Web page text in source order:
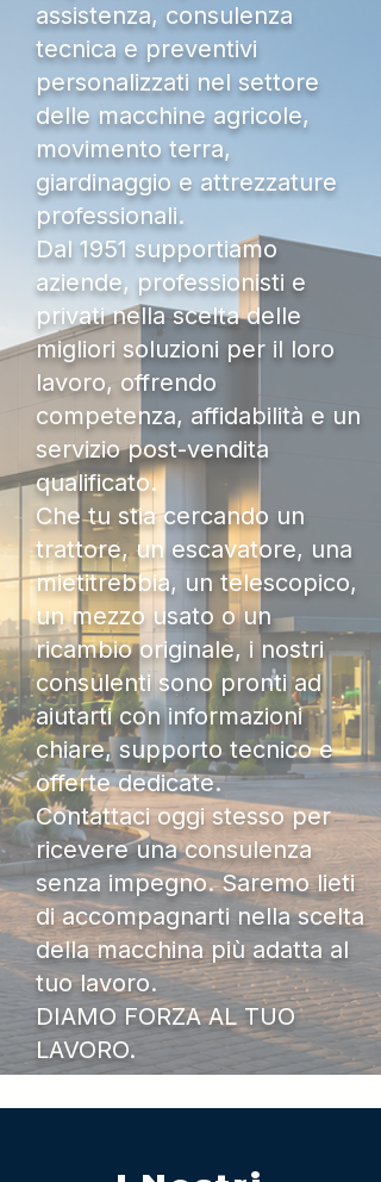
assistenza, consulenza
tecnica e preventivi
personalizzati nel settore
delle macchine agricole,
movimento terra,
giardinaggio e attrezzature
professionali.
Dal 1951 supportiamo
aziende, professionisti e
privati nella scelta delle
migliori soluzioni per il loro
lavoro, offrendo
competenza, affidabilità e un
servizio post-vendita
qualificato.
Che tu stia cercando un
trattore, un escavatore, una
mietitrebbia, un telescopico,
un mezzo usato o un
ricambio originale, i nostri
consulenti sono pronti ad
aiutarti con informazioni
chiare, supporto tecnico e
offerte dedicate.
Contattaci oggi stesso per
ricevere una consulenza
senza impegno. Saremo lieti
di accompagnarti nella scelta
della macchina più adatta al
tuo lavoro.
DIAMO FORZA AL TUO
LAVORO.